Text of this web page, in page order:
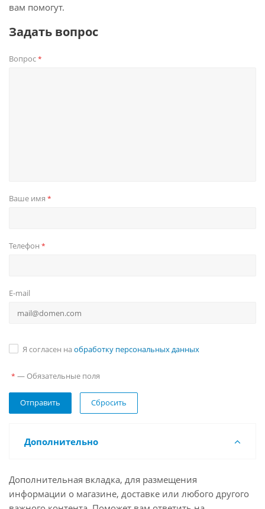
вам помогут.
Задать вопрос
Вопрос*
Ваше имя *
Телефон *
E-mail
Я согласен на обработку персональных данных
* — Обязательные поля
Сбросить
Дополнительно
Дополнительная вкладка, для размещения
информации о магазине, доставке или любого другого